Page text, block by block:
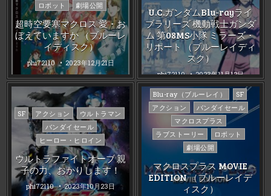
ロボット
劇場公開
超時空要塞マクロス 愛・お
ぼえていますか （ブルーレ
イディスク）
phi72110 2023年12月21日
U.C.ガンダムBlu-rayライ
ブラリーズ 機動戦士ガンダ
ム 第08MS小隊 ミラーズ・
リポート （ブルーレイディ
スク）
phi72110 2023年11月12日
Posted
SF アクション
ウルトラマン
バンダイセール
ヒーロー・ヒロイン
ウルトラファイトオーブ 親
子の力、おかりします！
phi72110 2023年10月23日
Posted
in
Blu-ray（ブルーレイ）
SF
アクション
バンダイセール
マクロスプラス
ラブストーリー
ロボット
劇場公開
マクロスプラス MOVIE
EDITION （ブルーレイデ
ィスク）